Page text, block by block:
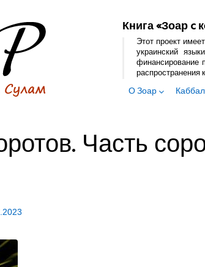
Книга «Зоар c
Этот проект
украинский
финансирование
распространения
О Зоар
Часть